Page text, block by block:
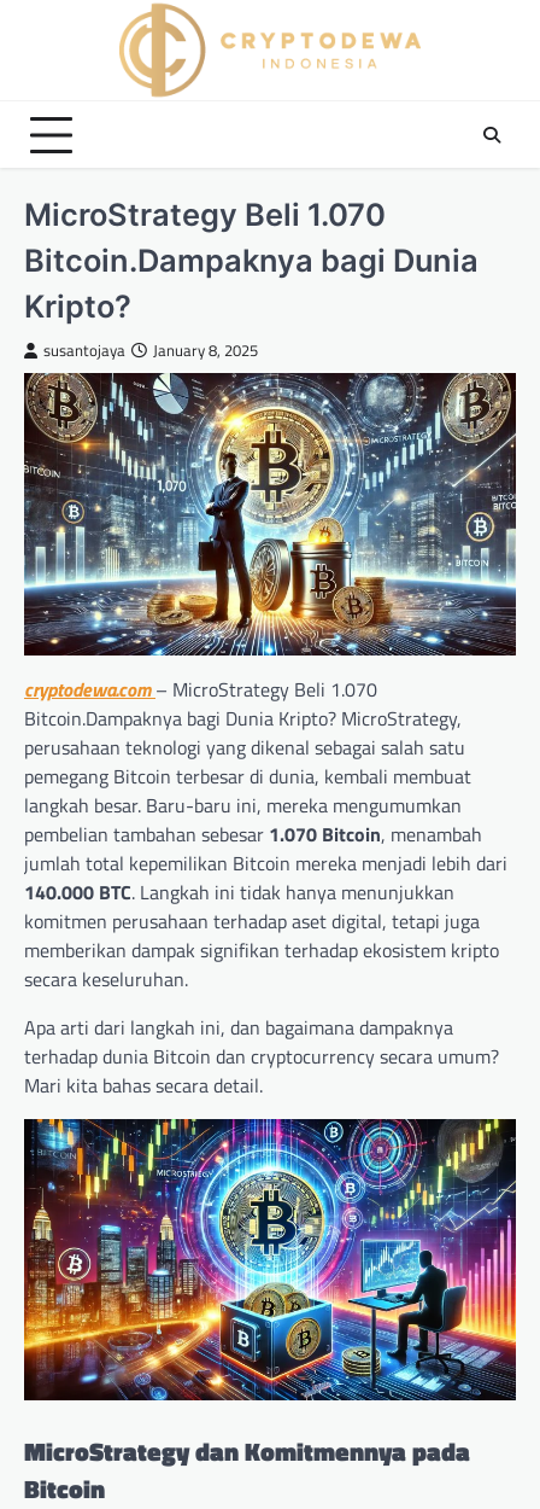
MicroStrategy Beli 1.070
Bitcoin.Dampaknya bagi Dunia
Kripto?
susantojaya January 8, 2025
cryptodewa.com – MicroStrategy Beli 1.070
Bitcoin.Dampaknya bagi Dunia Kripto? MicroStrategy,
perusahaan teknologi yang dikenal sebagai salah satu
pemegang Bitcoin terbesar di dunia, kembali membuat
langkah besar. Baru-baru ini, mereka mengumumkan
pembelian tambahan sebesar 1.070 Bitcoin, menambah
jumlah total kepemilikan Bitcoin mereka menjadi lebih dari
140.000 BTC. Langkah ini tidak hanya menunjukkan
komitmen perusahaan terhadap aset digital, tetapi juga
memberikan dampak signifikan terhadap ekosistem kripto
secara keseluruhan.
Apa arti dari langkah ini, dan bagaimana dampaknya
terhadap dunia Bitcoin dan cryptocurrency secara umum?
Mari kita bahas secara detail.
MicroStrategy dan Komitmennya pada
Bitcoin